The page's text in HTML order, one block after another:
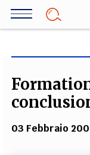
Salta
03 Febbraio